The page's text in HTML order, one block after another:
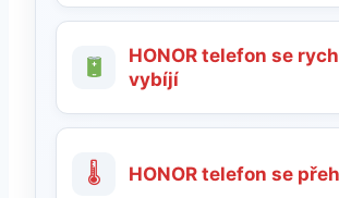
HONOR telefon se
vybíjí
🌡 HONOR telefon se